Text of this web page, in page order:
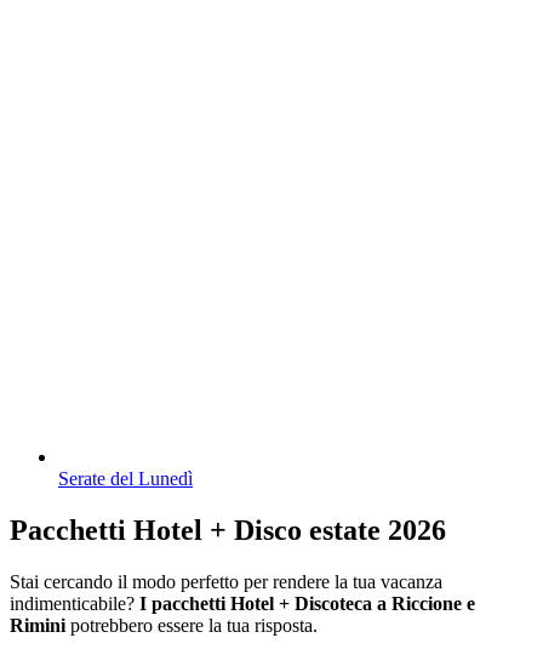
Serate del Lunedì
Pacchetti Hotel + Disco estate 2026
Stai cercando il modo perfetto per rendere la tua vacanza
indimenticabile? I pacchetti Hotel + Discoteca a Riccione e
Rimini potrebbero essere la tua risposta.